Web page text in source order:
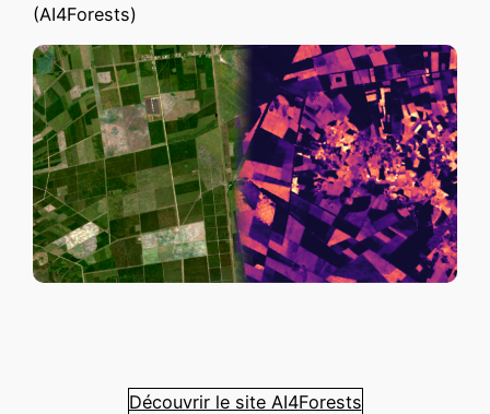
(AI4Forests)
Découvrir le site AI4Forests